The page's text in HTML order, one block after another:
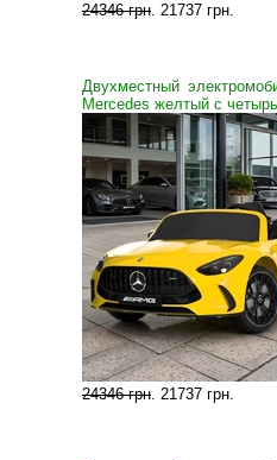
24346 грн. 21737 грн.
Двухместный
Mercedes желтый с
24346 грн. 21737 грн.